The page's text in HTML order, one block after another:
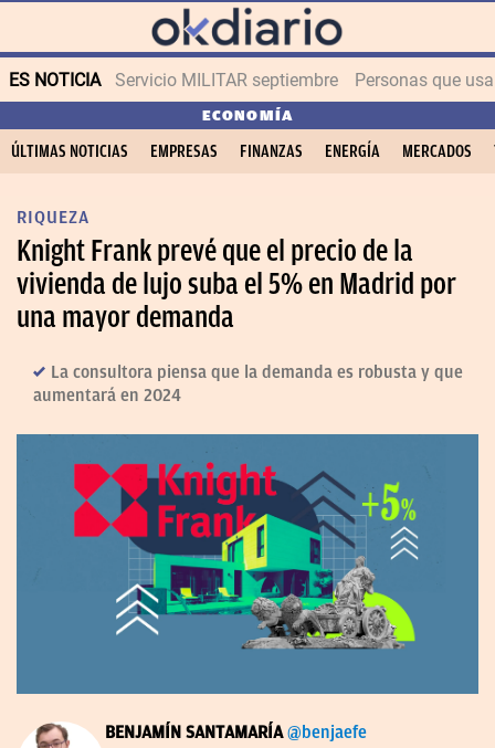
ES NOTICIA Servicio MILITAR septiembre Personas que
ECONOMÍA
ÚLTIMAS NOTICIAS EMPRESAS FINANZAS ENERGÍA MERCADOS
RIQUEZA
Knight Frank prevé que el precio de la
vivienda de lujo suba el 5% en Madrid por
una mayor demanda
La consultora piensa que la demanda es robusta y que
aumentará en 2024
BENJAMÍN SANTAMARÍA @benjaefe